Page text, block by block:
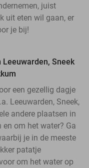
juist
uit eten wil gaan, er
je bij!
Sneek
een gezellig dagje
Leeuwarden, Sneek,
andere plaatsen in
om het water? Ga
je in de meeste
patatje
om het water op